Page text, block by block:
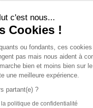
c'est nous...
Cookies !
de
ou fondants, ces
pas mais nous aident à
bien et moins bien sur
une meilleure expérience.
partant(e) ?
la politique de confidentialitéAxeptio